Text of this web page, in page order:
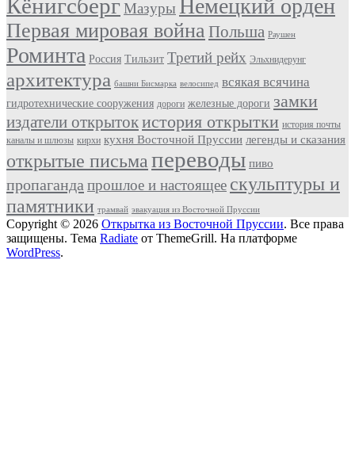
Кёнигсберг Мазуры Немецкий орден
Первая мировая война Польша Раушен
Роминта Россия Тильзит Третий рейх Эльхнидерунг
архитектура башни Бисмарка велосипед всякая всячина
гидротехнические сооружения дороги железные дороги замки
издатели открытокистория открытки история почты
каналы и шлюзы кирхи кухня Восточной Пруссии легенды и сказания
открытые письма переводы пиво
пропаганда прошлое и настоящее скульптуры и
памятники трамвай эвакуация из Восточной Пруссии
Copyright © 2026 Открытка из Восточной Пруссии. Все права
защищены. Тема Radiate от ThemeGrill. На платформе
WordPress.